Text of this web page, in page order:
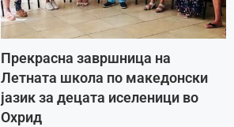
Прекрасна завршница на
Летната школа по македонски
јазик за децата иселеници во
Охрид